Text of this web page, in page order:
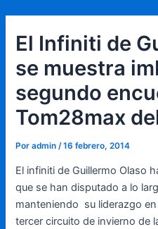
contenido
El Infiniti de
se muestra
segundo
Tom28max
Poradmin /16 febrero, 2014
El infiniti de Guillermo Olaso
que se han disputado a lo
manteniendo su liderazgo
tercer circuito de invierno de
entradas